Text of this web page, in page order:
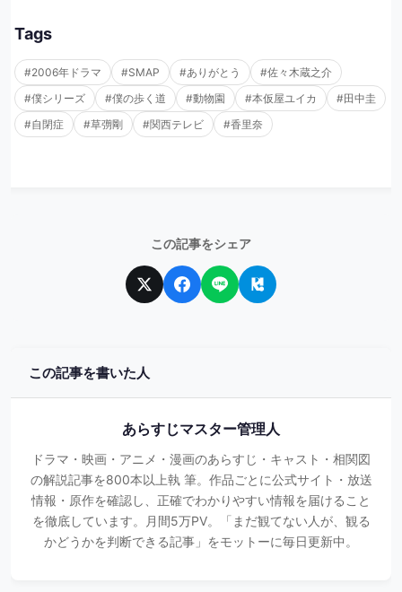
Tags
#2006年ドラマ #SMAP #ありがとう
#佐々木蔵之介
#僕シリーズ
#僕の歩く道 #動物園 #本仮屋ユイカ
#田中圭
#自閉症
#草彅剛 #関西テレビ #香里奈
この記事をシェア
この記事を書いた人
あらすじマスター管理人
ドラマ・映画・アニメ・漫画のあらすじ・キャスト・相関図
の解説記事を800本以上執 筆。作品ごとに公式サイト・放送
情報・原作を確認し、正確でわかりやすい情報を届けること
を徹底しています。月間5万PV。「まだ観てない人が、観る
かどうかを判断できる記事」をモットーに毎日更新中。